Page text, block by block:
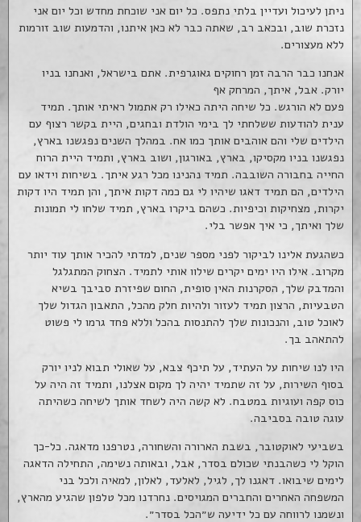
ניתן לעיכול ועדיין בלתי נתפס. כל יום אני שוכחת מחדש וכל יום אני
נזכרת שוב, ובכאב רב, שאתה כבר לא כאן איתנו, והדמעות שוב זורמות
ללא מעצורים.
אנחנו כבר הרבה זמן רחוקים גאוגרפית. אתם בישראל, ואנחנו בניו
יורק. אבל, איתך, המרחק אף
פעם לא הורגש. כל שיחה היתה כאילו רק אתמול ראיתי אותך. תמיד
ענית להודעות ששלחתי לך בימי הולדת ובחגים, היית בקשר רצוף עם
הילדים שלי והם אוהבים אותך כמו אח. במהלך השנים נפגשנו בארץ,
נפגשנו בניו מקסיקו, בארץ, באורגון, ושוב בארץ, ותמיד היית הרוח
החייה בחבורה השובבה. תמיד נהנינו מכל רגע איתך. בשיחות וידאו עם
הילדים, הם תמיד דאגו שיהיו לי גם כמה דקות איתך, והן תמיד היו דקות
יקרות, מצחיקות וכיפיות. כשהם ביקרו בארץ, תמיד שלחו לי תמונות
שלך ואיתך, כי איך אפשר בלי.
כשהגעת אלינו לביקור לפני מספר שנים, למדתי להכיר אותך עוד יותר
מקרוב. אילו היו ימים יקרים שילוו אותי לתמיד. הצחוק המתגלגל
והמדבק שלך, הסקרנות האין סופית, החום שפיזרת סביבך בשיא
הטבעיות, הרצון תמיד לעזור ולהיות חלק מהכל, התאבון הגדול שלך
לאוכל טוב, והנכונות שלך להתנסות בהכל וללא פחד גרמו לי פשוט
להתאהב בך.
היו לנו שיחות על העתיד, על תיכף צבא, על שאולי תבוא לניו יורק
בסוף השירות, על זה שתמיד יהיה לך מקום אצלנו, ותמיד זה היה על
כוס קפה ועוגיות במטבח. לא קשה היה לשחד אותך לשיחה כשהיתה
עוגה טובה בסביבה.
בשביעי לאוקטובר, בשבת הארורה והשחורה, נטרפנו מדאגה. כל-כך
הוקל לי כשהבנתי שכולם בסדר, אבל, ובאותה נשימה, התחילה הדאגה
לימים שיבואו. דאגנו לך, לגיל, לאלעד, לאלון, למאיה ולכל בני
המשפחה האחרים והחברים המגויסים. נחרדנו מכל טלפון שהגיע מהארץ,
ונשמנו לרווחה עם כל ידיעה ש״הכל בסדר״.